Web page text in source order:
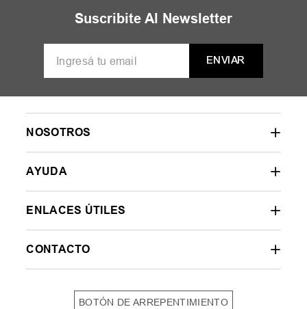
Suscribite Al Newsletter
ENVIAR
NOSOTROS
AYUDA
ENLACES ÚTILES
CONTACTO
BOTÓN DE ARREPENTIMIENTO